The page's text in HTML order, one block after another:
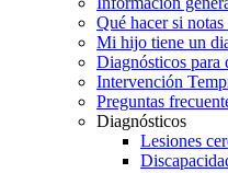
Qué hacer si
Mi hijo tiene un
Diagnósticos para
Intervención
Preguntas
Diagnósticos
Lesiones